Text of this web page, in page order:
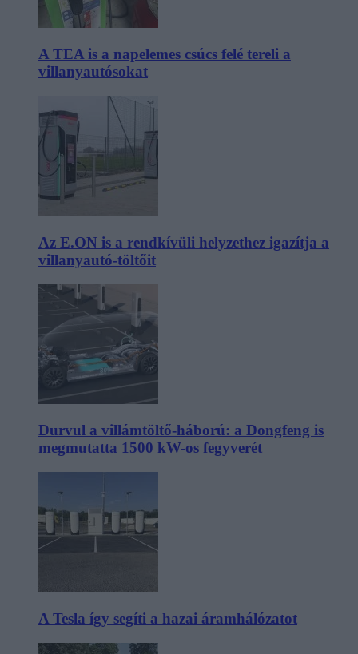
A TEA is a napelemes csúcs felé tereli a
villanyautósokat
Az E.ON is a rendkívüli helyzethez igazítja a
villanyautó-töltőit
Durvul a villámtöltő-háború: a Dongfeng is
megmutatta 1500 kW-os fegyverét
A Tesla így segíti a hazai áramhálózatot